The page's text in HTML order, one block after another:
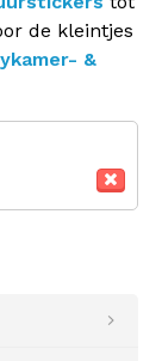
de kleintjes
&